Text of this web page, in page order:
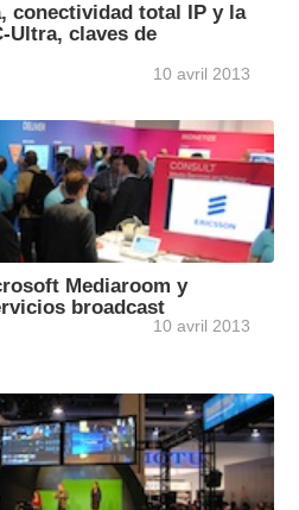
conectividad total IP y la
Ultra, claves de
10 avril 2013
Mediaroom y
broadcast
10 avril 2013